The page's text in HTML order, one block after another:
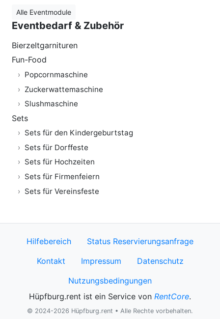
Alle Eventmodule
Eventbedarf & Zubehör
Bierzeltgarnituren
Fun-Food
Popcornmaschine
Zuckerwattemaschine
Slushmaschine
Sets
Sets für den Kindergeburtstag
Sets für Dorffeste
Sets für Hochzeiten
Sets für Firmenfeiern
Sets für Vereinsfeste
Hilfebereich
Status Reservierungsanfrage
Kontakt
Impressum
Datenschutz
Nutzungsbedingungen
Hüpfburg.rent ist ein Service von RentCore.
© 2024-2026 Hüpfburg.rent • Alle Rechte vorbehalten.